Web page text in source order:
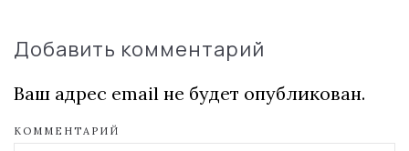
Добавить комментарий
Ваш адрес email не будет опубликован.
КОММЕНТАРИЙ